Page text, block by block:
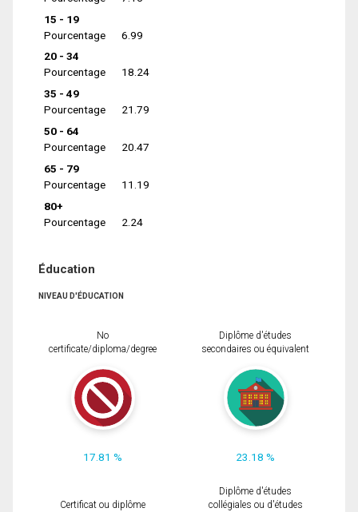
15 - 19
Pourcentage
6.99
20 - 34
Pourcentage
18.24
35 - 49
Pourcentage
21.79
50 - 64
Pourcentage
20.47
65 - 79
Pourcentage
11.19
80+
Pourcentage
2.24
Éducation
NIVEAU D'ÉDUCATION
No
certificate/diploma/degree
17.81 %
Diplôme d'études
secondaires ou équivalent
23.18 %
Certificat ou diplôme
Diplôme d'études
collégiales ou d'études